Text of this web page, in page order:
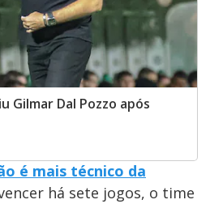
Gilmar Dal Pozzo após
é mais técnico da
há sete jogos, o time